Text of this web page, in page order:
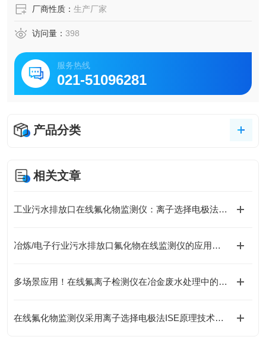
厂商性质： 生产厂家
访问量： 398
服务热线
021-51096281
产品分类
相关文章
工业污水排放口在线氟化物监测仪：离子选择电极法VS分光光度法对比分析
冶炼/电子行业污水排放口氟化物在线监测仪的应用解析
多场景应用！在线氟离子检测仪在冶金废水处理中的实际应用
在线氟化物监测仪采用离子选择电极法ISE原理技术解析